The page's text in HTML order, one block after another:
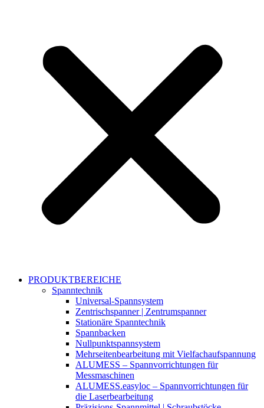
PRODUKTBEREICHE
Spanntechnik
Universal-Spannsystem
Zentrischspanner | Zentrumspanner
Stationäre Spanntechnik
Spannbacken
Nullpunktspannsystem
Mehrseitenbearbeitung mit Vielfachaufspannung
ALUMESS – Spannvorrichtungen für
Messmaschinen
ALUMESS.easyloc – Spannvorrichtungen für
die Laserbearbeitung